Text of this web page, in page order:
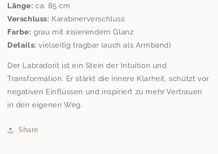
Länge: ca. 85 cm
Verschluss: Karabinerverschluss
Farbe: grau mit irisierendem Glanz
Details: vielseitig tragbar (auch als Armband)
Der Labradorit ist ein Stein der Intuition und
Transformation. Er stärkt die innere Klarheit, schützt vor
negativen Einflüssen und inspiriert zu mehr Vertrauen
in den eigenen Weg.
Share